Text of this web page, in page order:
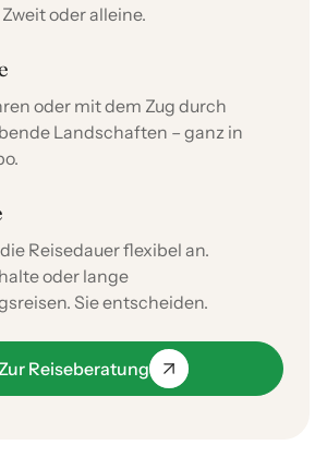
oder alleine.
oder mit dem Zug durch
Landschaften – ganz in
Reisedauer flexibel an.
oder lange
Sie entscheiden.
Reiseberatung